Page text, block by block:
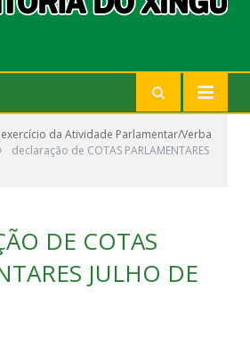
da Atividade Parlamentar/Verba
declaração de COTAS PARLAMENTARES
DE COTAS
JULHO DE